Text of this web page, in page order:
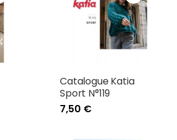
Catalogue Katia
Sport N°119
7,50 €